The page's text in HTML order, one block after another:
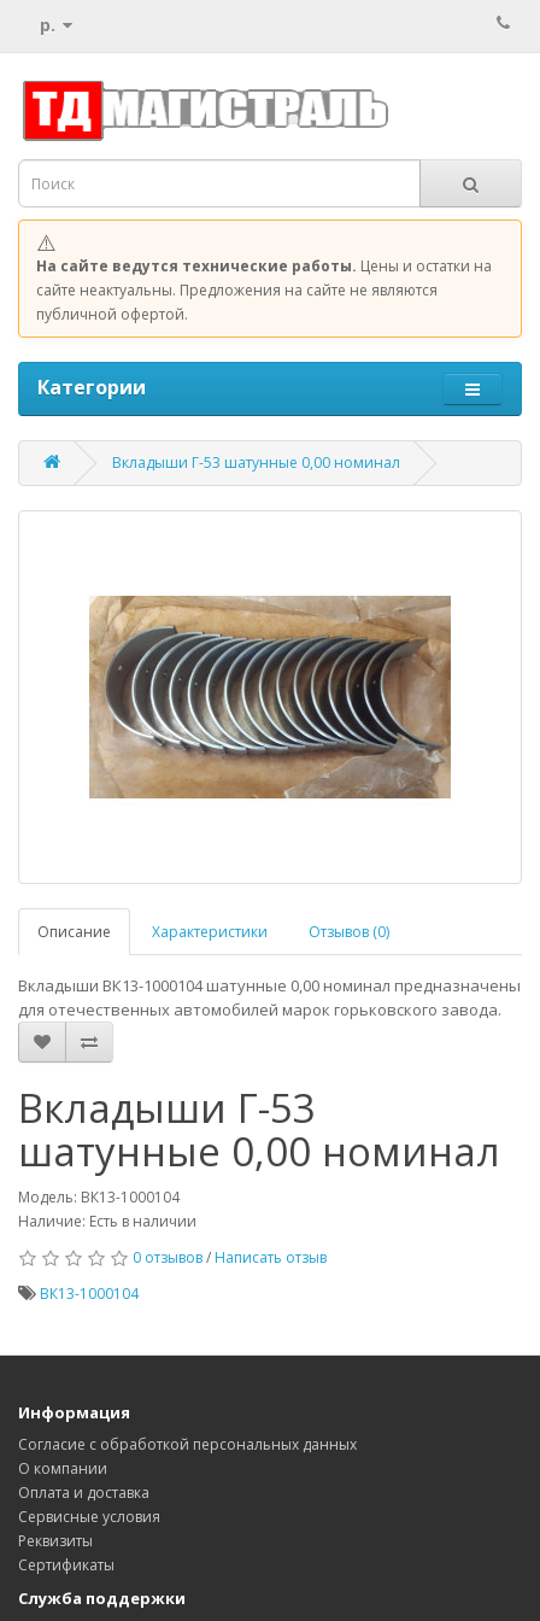
р.
⚠️
На сайте ведутся технические работы. Цены и остатки на
сайте неактуальны. Предложения на сайте не являются
публичной офертой.
Категории
Вкладыши Г-53 шатунные 0,00 номинал
Описание Характеристики Отзывов (0)
Вкладыши ВК13-1000104 шатунные 0,00 номинал предназначены
для отечественных автомобилей марок горьковского завода.
Вкладыши Г-53
шатунные 0,00 номинал
Модель: ВК13-1000104
Наличие: Есть в наличии
0 отзывов/ Написать отзыв
ВК13-1000104
Информация
Согласие с обработкой персональных данных
О компании
Оплата и доставка
Сервисные условия
Реквизиты
Сертификаты
Служба поддержки